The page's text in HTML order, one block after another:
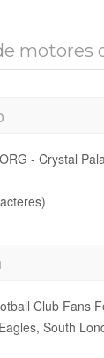
motores
- Crystal
Club Fans
South